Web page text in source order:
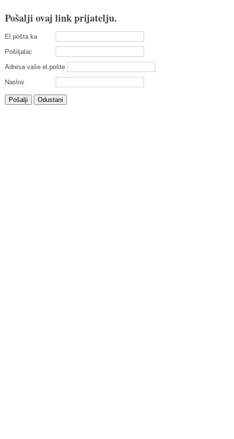
Pošalji ovaj link prijatelju.
El.pošta ka
Pošiljalac
Adresa vaše el.pošte
Naslov
Pošalji Odustani